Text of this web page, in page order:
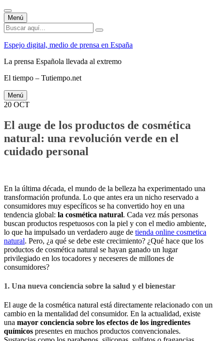
Menú Saltar
al
contenido
Buscar
por:
Espejo digital, medio de prensa en España
La prensa Española llevada al extremo
El tiempo – Tutiempo.net
Menú Saltar
al
20 OCT
El auge de los productos de cosmética
natural: una revolución verde en el
cuidado personal
En la última década, el mundo de la belleza ha experimentado una
transformación profunda. Lo que antes era un nicho reservado a
consumidores muy específicos se ha convertido hoy en una
tendencia global: la cosmética natural. Cada vez más personas
buscan productos respetuosos con la piel y con el medio ambiente,
lo que ha impulsado un verdadero auge de tienda online cosmetica
natural. Pero, ¿a qué se debe este crecimiento? ¿Qué hace que los
productos de cosmética natural se hayan ganado un lugar
privilegiado en los tocadores y neceseres de millones de
consumidores?
1. Una nueva conciencia sobre la salud y el bienestar
El auge de la cosmética natural está directamente relacionado con un
cambio en la mentalidad del consumidor. En la actualidad, existe
una mayor conciencia sobre los efectos de los ingredientes
químicos presentes en muchos productos convencionales.